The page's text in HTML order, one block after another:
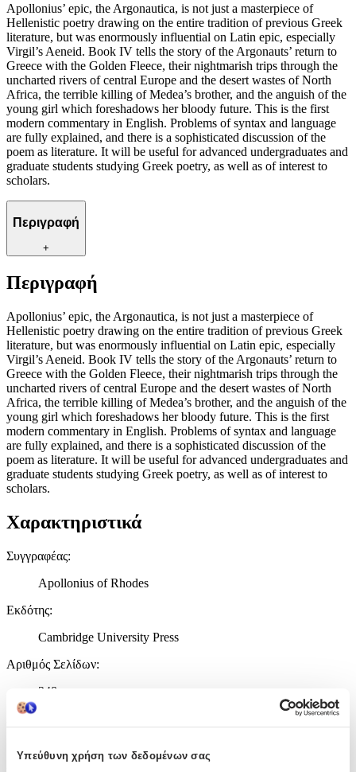
Υπεύθυνη χρήση των δεδομένων σας
Apollonius’ epic, the Argonautica, is not just a masterpiece of
Hellenistic poetry drawing on the entire tradition of previous Greek
literature, but was enormously influential on Latin epic, especially
Virgil’s Aeneid. Book IV tells the story of the Argonauts’ return to
Greece with the Golden Fleece, their nightmarish trips through the
uncharted rivers of central Europe and the desert wastes of North
Africa, the terrible killing of Medea’s brother, and the anguish of the
young girl which foreshadows her bloody future. This is the first
modern commentary in English. Problems of syntax and language
are fully explained, and there is a sophisticated discussion of the
poem as literature. It will be useful for advanced undergraduates and
graduate students studying Greek poetry, as well as of interest to
scholars.
Περιγραφή
+
Περιγραφή
Apollonius’ epic, the Argonautica, is not just a masterpiece of
Hellenistic poetry drawing on the entire tradition of previous Greek
literature, but was enormously influential on Latin epic, especially
Virgil’s Aeneid. Book IV tells the story of the Argonauts’ return to
Greece with the Golden Fleece, their nightmarish trips through the
uncharted rivers of central Europe and the desert wastes of North
Africa, the terrible killing of Medea’s brother, and the anguish of the
young girl which foreshadows her bloody future. This is the first
modern commentary in English. Problems of syntax and language
are fully explained, and there is a sophisticated discussion of the
poem as literature. It will be useful for advanced undergraduates and
graduate students studying Greek poetry, as well as of interest to
scholars.
Χαρακτηριστικά
Συγγραφέας:
Apollonius of Rhodes
Εκδότης:
Cambridge University Press
Αριθμός Σελίδων:
348
Χαρτί Εξωφύλλου